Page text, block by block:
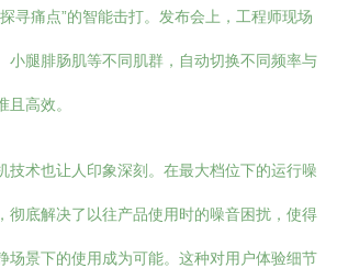
寻痛点”的智能击打。发布会上，工程师现场
小腿腓肠肌等不同肌群，自动切换不同频率与
且高效。
技术也让人印象深刻。在最大档位下的运行噪
彻底解决了以往产品使用时的噪音困扰，使得
场景下的使用成为可能。这种对用户体验细节